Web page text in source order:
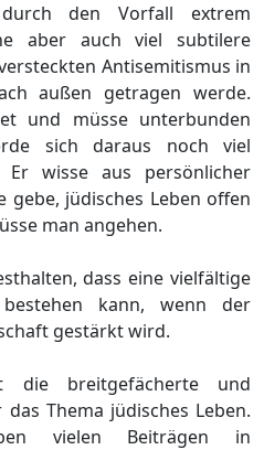
den Vorfall extrem
aber auch viel subtilere
Antisemitismus in
außen getragen werde.
und müsse unterbunden
sich daraus noch viel
Er wisse aus persönlicher
gebe, jüdisches Leben offen
sse man angehen.
dass eine vielfältige
kann, wenn der
gestärkt wird.
die breitgefächerte und
das Thema jüdisches Leben.
vielen Beiträgen in